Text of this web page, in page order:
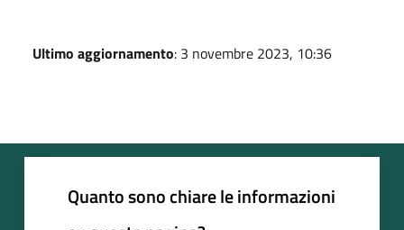
Ultimo aggiornamento: 3 novembre 2023, 10:36
Quanto sono chiare le informazioni